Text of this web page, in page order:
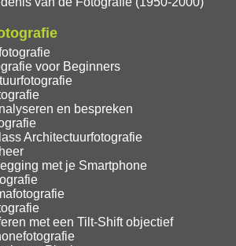
voor Beginners
en bespreken
Architectuurfotografie
met je Smartphone
met een Tilt-Shift objectief